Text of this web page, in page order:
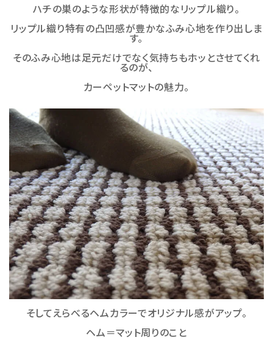
ハチの巣のような形状が特徴的なリップル織り。
リップル織り特有の凸凹感が豊かなふみ心地を作り出しま
す。
そのふみ心地は足元だけでなく気持ちもホッとさせてくれ
るのが、
カーペットマットの魅力。
そしてえらべるヘムカラーでオリジナル感がアップ。
ヘム＝マット周りのこと